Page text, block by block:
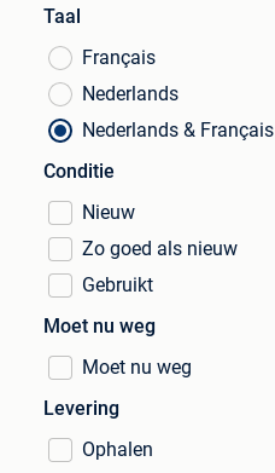
Taal
Français
Nederlands
Nederlands & Français
Conditie
Nieuw
Zo goed als nieuw
Gebruikt
Moet nu weg
Moet nu weg
Levering
Ophalen